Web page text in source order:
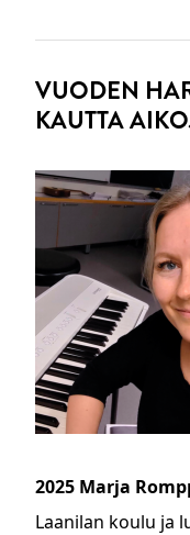
VUODEN
KAUTTA
2025 Marja
Laanilan koulu ja